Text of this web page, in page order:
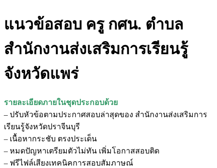
แนวข้อสอบ ครู กศน. ตำบล
สำนักงานส่งเสริมการเรียนรู้
จังหวัดแพร่
รายละเอียดภายในชุดประกอบด้วย
– ปรับหัวข้อตามประกาศสอบล่าสุดของ สำนักงานส่งเสริมการ
เรียนรู้จังหวัดปราจีนบุรี
– เนื้อหากระชับ ตรงประเด็น
– หมดปัญหาเตรียมตัวไม่ทัน เพิ่มโอกาสสอบติด
– ฟรีไฟล์เสียงเทคนิคการสอบสัมภาษณ์